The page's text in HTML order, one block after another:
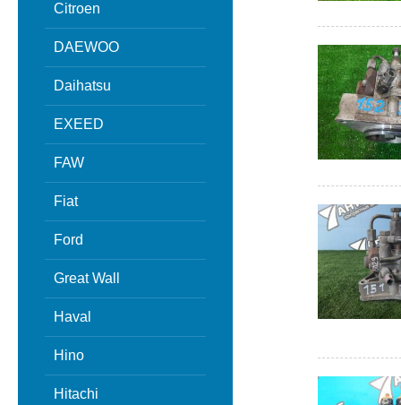
Citroen
DAEWOO
Daihatsu
EXEED
FAW
Fiat
Ford
Great Wall
Haval
Hino
Hitachi